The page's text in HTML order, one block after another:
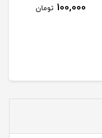
100,000 تومان